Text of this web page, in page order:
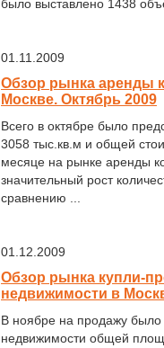
было выставлено 1438
01.11.2009
Обзор рынка аренды
Москве. Октябрь 2009
Всего в октябре было
3058 тыс.кв.м и общей
месяце на рынке аренды
значительный рост
сравнению ...
01.12.2009
Обзор рынка купли-
недвижимости в
В ноябре на продажу было
недвижимости общей